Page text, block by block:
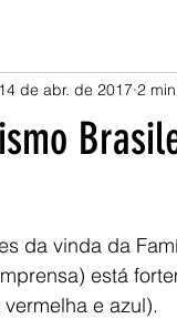
14 de abr. de 2017 2
da vinda da
está
e azul).